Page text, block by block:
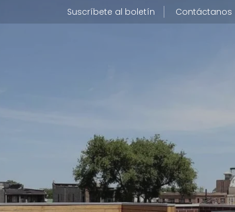
Suscríbete al boletín Contáctanos
QUIÉNES SOMOS
Qué hacemos
Planta de producción